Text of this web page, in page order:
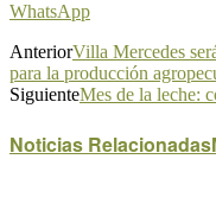
WhatsApp
AnteriorVilla Mercedes
para la producción
SiguienteMes de la leche:
Noticias Relacionadas